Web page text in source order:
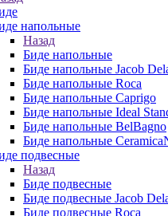
напольные
Назад
Биде напольные
Биде напольные Jacob
Биде напольные Roca
Биде напольные Caprigo
Биде напольные Ideal
Биде напольные BelBagno
Биде напольные
подвесные
Назад
Биде подвесные
Биде подвесные Jacob
Биде подвесные Roca